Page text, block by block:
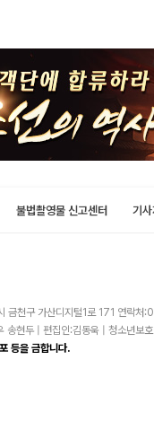
불법촬영물 신고센터 기
시 금천구 가산디지털1로 171
현두 | 편집인:김동욱 | 청소년보호
등을 금합니다.